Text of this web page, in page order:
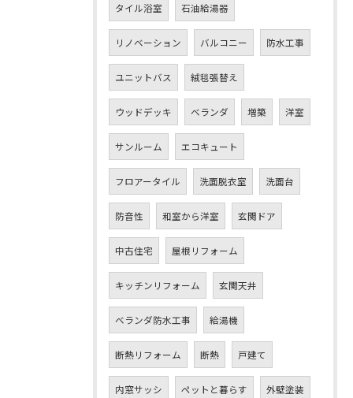
タイル浴室 石油給湯器
リノベーション バルコニー 防水工事
ユニットバス 絨毯張替え
ウッドデッキ ベランダ 増築 洋室
サンルーム エコキュート
フロアータイル 洗面脱衣室 洗面台
防音性 和室から洋室 玄関ドア
中古住宅 屋根リフォーム
キッチンリフォーム 玄関天井
ベランダ防水工事 給湯機
断熱リフォーム 断熱 戸建て
内窓サッシ ペットと暮らす 外壁塗装